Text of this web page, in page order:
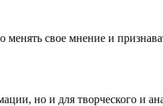
свое мнение и
но и для творческого и